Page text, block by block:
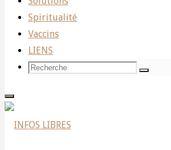
Spiritualité
Vaccins
LIENS
Recherche
Recherche
Recherche